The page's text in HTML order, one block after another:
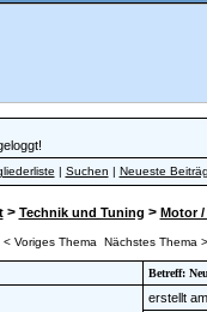
| Suchen | Neueste
> Technik und Tuning > Motor
< Voriges Thema Nächstes Thema >
Betreff:
erstellt